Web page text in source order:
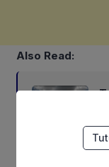
Also Read: